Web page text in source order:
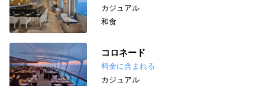
カジュアル
和食
コロネード
料金に含まれる
カジュアル